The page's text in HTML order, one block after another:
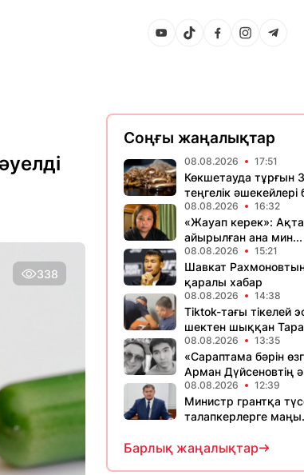
338
Соңғы жаңалықтар
08.08.2026 17:51
Көкшетауда тұрғын
теңгелік әшекейлері
08.08.2026 16:32
«Жауап керек»:
айырылған ана мин...
08.08.2026 15:21
Шавкат
қаралы хабар
08.08.2026 14:38
Tiktok-тағы тікелей
шектен шыққан
08.08.2026 13:35
«Сараптама бәрін
Арман Дүйсеновтің
08.08.2026 12:39
Министр грантқа
талапкерлерге
Барлық жаңалықтар